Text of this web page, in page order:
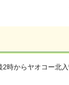
時からヤオコー北